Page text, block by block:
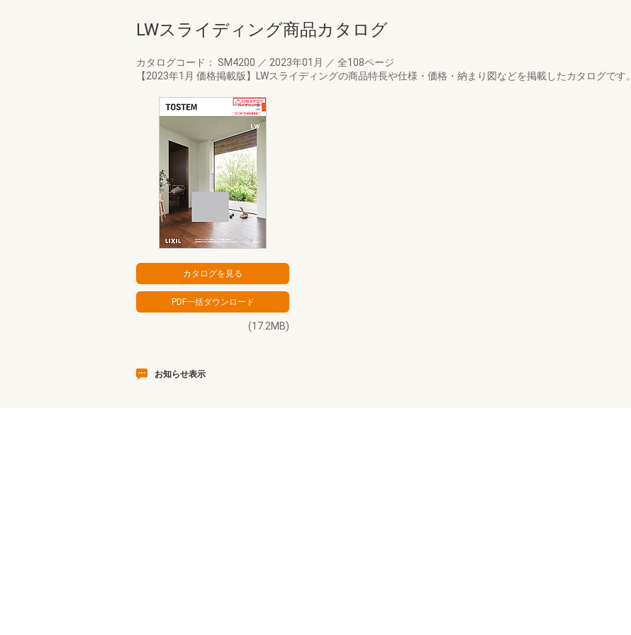
LWスライディング商品カタログ
カタログコード： SM4200 ／ 2023年01月 ／ 全108ページ
【2023年1月 価格掲載版】LWスライディングの商品特長や仕様・価格・納まり図などを掲載したカタログです。
(17.2MB)
お知らせ表示